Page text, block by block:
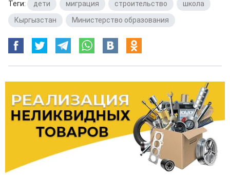
Теги: дети миграция строительство школа
Кыргызстан
Министерство образования